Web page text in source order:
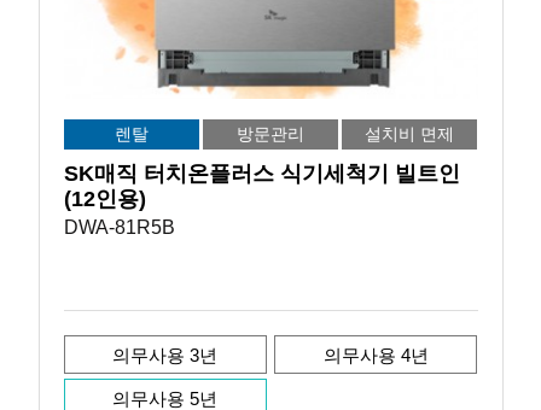
렌탈 방문관리 설치비 면제
SK매직 터치온플러스 식기세척기 빌트인
(12인용)
DWA-81R5B
의무사용 3년 의무사용 4년
의무사용 5년